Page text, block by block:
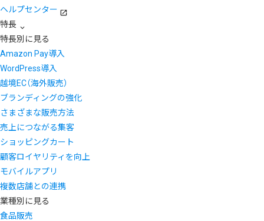
ヘルプセンター
特長
特長別に見る
Amazon Pay導入
WordPress導入
越境EC（海外販売）
ブランディングの強化
さまざまな販売方法
売上につながる集客
ショッピングカート
顧客ロイヤリティを向上
モバイルアプリ
複数店舗との連携
業種別に見る
食品販売